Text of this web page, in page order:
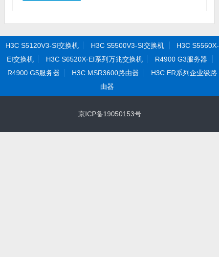
H3C S5120V3-SI交换机 H3C S5500V3-SI交换机
H3C S5560X-
EI交换机
H3C S6520X-EI系列万兆交换机
R4900 G3服务器
R4900 G5服务器
H3C MSR3600路由器
H3C ER系列企业级路
由器
京ICP备19050153号